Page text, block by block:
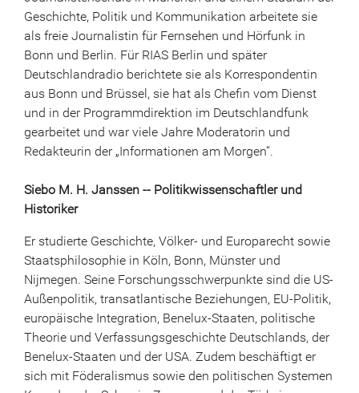
Geschichte, Politik und Kommunikation arbeitete sie
als freie Journalistin für Fernsehen und Hörfunk in
Bonn und Berlin. Für RIAS Berlin und später
Deutschlandradio berichtete sie als Korrespondentin
aus Bonn und Brüssel, sie hat als Chefin vom Dienst
und in der Programmdirektion im Deutschlandfunk
gearbeitet und war viele Jahre Moderatorin und
Redakteurin der „Informationen am Morgen“.
Siebo M. H. Janssen -- Politikwissenschaftler und
Historiker
Er studierte Geschichte, Völker- und Europarecht sowie
Staatsphilosophie in Köln, Bonn, Münster und
Nijmegen. Seine Forschungsschwerpunkte sind die US-
Außenpolitik, transatlantische Beziehungen, EU-Politik,
europäische Integration, Benelux-Staaten, politische
Theorie und Verfassungsgeschichte Deutschlands, der
Benelux-Staaten und der USA. Zudem beschäftigt er
sich mit Föderalismus sowie den politischen Systemen